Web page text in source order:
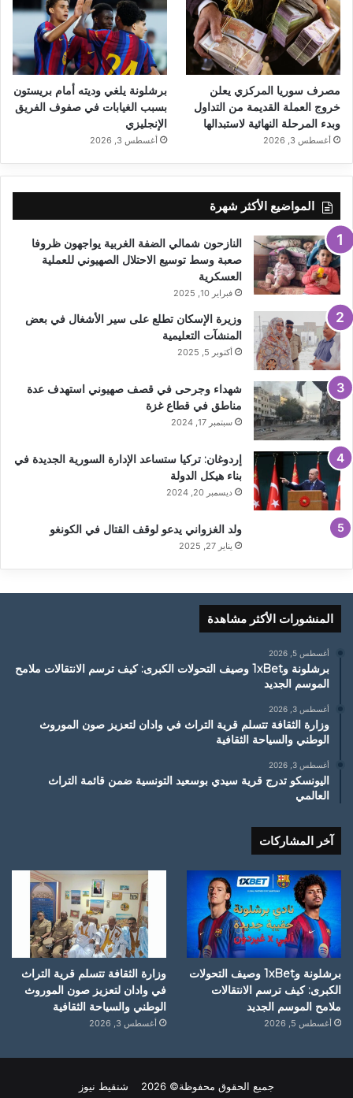
مصرف سوريا المركزي يعلن
خروج العملة القديمة من التداول
وبدء المرحلة النهائية لاستبدالها
أغسطس 3, 2026
برشلونة يلغي وديته أمام بريستون
بسبب الغيابات في صفوف الفريق
الإنجليزي
أغسطس 3, 2026
المواضيع الأكثر شهرة
النازحون شمالي الضفة الغربية يواجهون ظروفا
صعبة وسط توسيع الاحتلال الصهيوني للعملية
العسكرية
فبراير 10, 2025
وزيرة الإسكان تطلع على سير الأشغال في بعض
المنشآت التعليمية
أكتوبر 5, 2025
شهداء وجرحى في قصف صهيوني استهدف عدة
مناطق في قطاع غزة
سبتمبر 17, 2024
إردوغان: تركيا ستساعد الإدارة السورية الجديدة في
بناء هيكل الدولة
ديسمبر 20, 2024
ولد الغزواني يدعو لوقف القتال في الكونغو
يناير 27, 2025
المنشورات الأكثر مشاهدة
أغسطس 5, 2026
برشلونة و1xBet وصيف التحولات الكبرى: كيف ترسم الانتقالات ملامح
الموسم الجديد
أغسطس 3, 2026
وزارة الثقافة تتسلم قرية التراث في وادان لتعزيز صون الموروث
الوطني والسياحة الثقافية
أغسطس 3, 2026
اليونسكو تدرج قرية سيدي بوسعيد التونسية ضمن قائمة التراث
العالمي
آخر المشاركات
برشلونة و1xBet وصيف التحولات
الكبرى: كيف ترسم الانتقالات
ملامح الموسم الجديد
أغسطس 5, 2026
وزارة الثقافة تتسلم قرية التراث
في وادان لتعزيز صون الموروث
الوطني والسياحة الثقافية
أغسطس 3, 2026
جميع الحقوق محفوظة© 2026 شنقيط نيوز